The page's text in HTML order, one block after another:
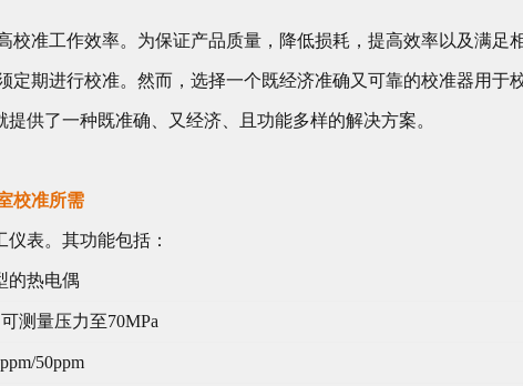
校准工作效率。为保证产品质量，降低损耗，提高效率以及满足
定期进行校准。然而，选择一个既经济准确又可靠的校准器用于
供了一种既准确、又经济、且功能多样的解决方案。
校准所需
表。其功能包括：
的热电偶
测量压力至70MPa
50ppm